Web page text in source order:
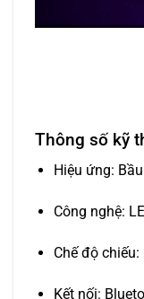
Thông số kỹ
Hiệu ứng:
Công nghệ:
Chế độ
Kết nối: